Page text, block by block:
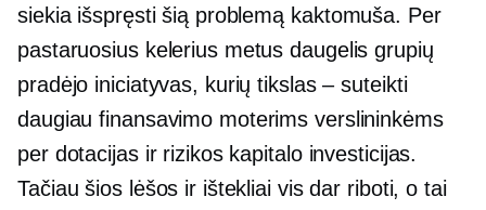
siekia išspręsti šią problemą kaktomuša. Per
pastaruosius kelerius metus daugelis grupių
pradėjo iniciatyvas, kurių tikslas – suteikti
daugiau finansavimo moterims verslininkėms
per dotacijas ir rizikos kapitalo investicijas.
Tačiau šios lėšos ir ištekliai vis dar riboti, o tai